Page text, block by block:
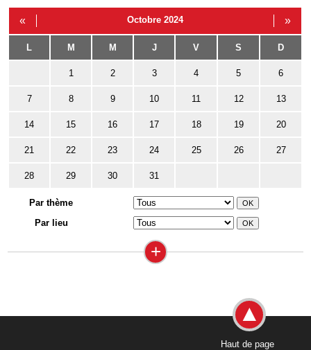
« Octobre 2024 »
L M M J V S D
1 2 3 4 5 6
7 8 9 10 11 12 13
14 15 16 17 18 19 20
21 22 23 24 25 26 27
28 29 30 31
Par thème
Par lieu
+
Haut de page